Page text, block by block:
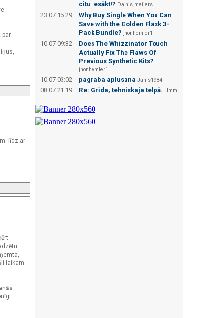
par
līdz ar
laikam
citu iesākt!? Dainis.meijers
23.07 15:29
Why Buy Single When You Can
Save with the Golden Flask 3-
Pack Bundle? jhonhemler1
10.07 09:32
Does The Whizzinator Touch
Actually Fix The Flaws Of
Previous Synthetic Kits?
jhonhemler1
10.07 03:02 pagraba aplusana Janis1984
08.07 21:19 Re: Grīda, tehniskaja telpā. Hmm